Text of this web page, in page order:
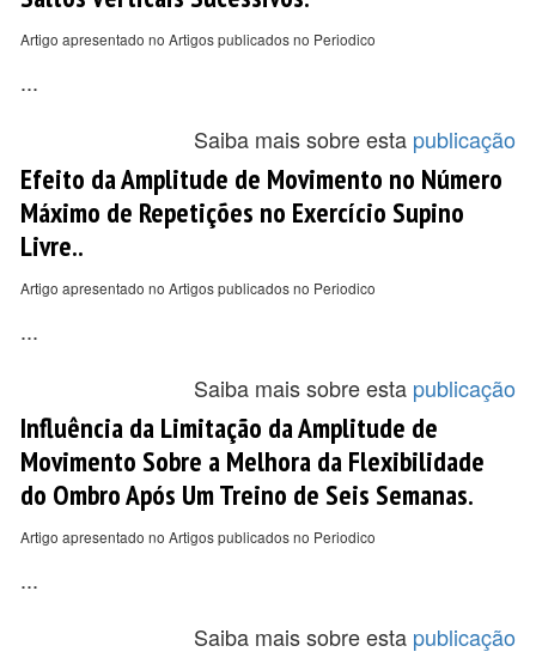
Artigo apresentado no Artigos publicados no Periodico
...
Saiba mais sobre esta publicação
Efeito da Amplitude de Movimento no Número
Máximo de Repetições no Exercício Supino
Livre..
Artigo apresentado no Artigos publicados no Periodico
...
Saiba mais sobre esta publicação
Influência da Limitação da Amplitude de
Movimento Sobre a Melhora da Flexibilidade
do Ombro Após Um Treino de Seis Semanas.
Artigo apresentado no Artigos publicados no Periodico
...
Saiba mais sobre esta publicação